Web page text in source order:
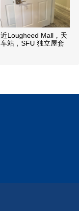
近Lougheed Mall，天
车站，SFU 独立屋套